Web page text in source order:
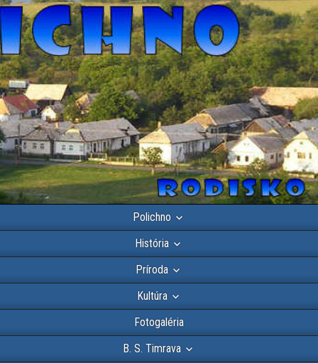
Polichno
História
Príroda
Kultúra
Fotogaléria
B. S. Timrava